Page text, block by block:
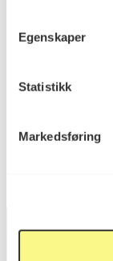
Egenskaper
Statistikk
Markedsføring
Reference